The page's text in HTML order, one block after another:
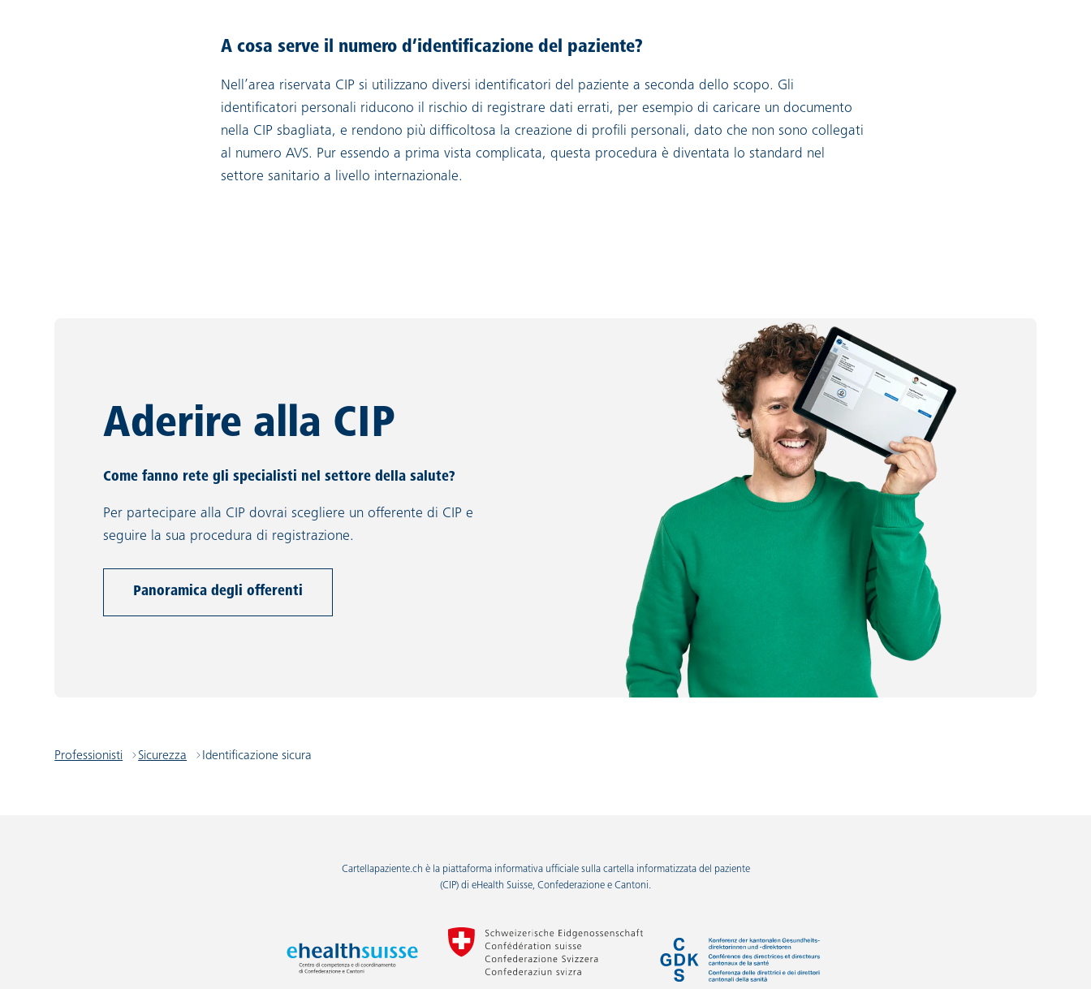
A cosa serve il numero d’identificazione del paziente?
Nell’area riservata CIP si utilizzano diversi identificatori del paziente a seconda dello scopo. Gli
identificatori personali riducono il rischio di registrare dati errati, per esempio di caricare un documento
nella CIP sbagliata, e rendono più difficoltosa la creazione di profili personali, dato che non sono collegati
al numero AVS. Pur essendo a prima vista complicata, questa procedura è diventata lo standard nel
settore sanitario a livello internazionale.
Aderire alla CIP
Come fanno rete gli specialisti nel settore della salute?
Per partecipare alla CIP dovrai scegliere un offerente di CIP e
seguire la sua procedura di registrazione.
Panoramica degli offerenti
Professionisti Sicurezza Identificazione sicura
Cartellapaziente.ch è la piattaforma informativa ufficiale sulla cartella informatizzata del paziente
(CIP) di eHealth Suisse, Confederazione e Cantoni.